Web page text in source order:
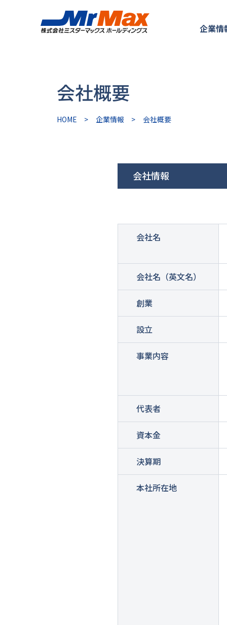
企業情
会社概要
HOME > 企業情報 > 会社概要
会社情報
会社名
会社名（英文名）
創業
設立
事業内容
代表者
資本金
決算期
本社所在地